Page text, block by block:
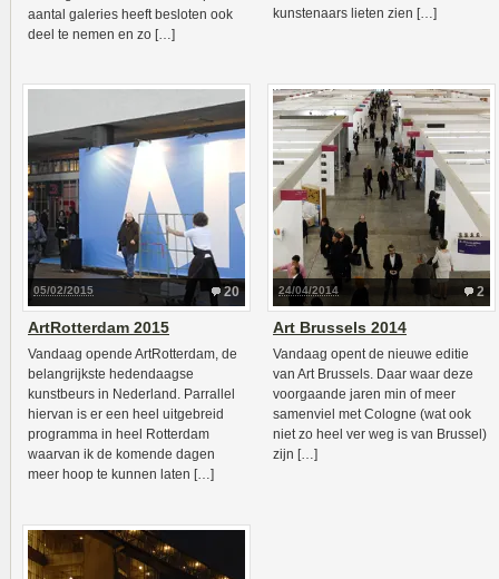
aantal galeries heeft besloten ook
deel te nemen en zo […]
kunstenaars lieten zien […]
20
05/02/2015
ArtRotterdam 2015
Vandaag opende ArtRotterdam, de
belangrijkste hedendaagse
kunstbeurs in Nederland. Parrallel
hiervan is er een heel uitgebreid
programma in heel Rotterdam
waarvan ik de komende dagen
meer hoop te kunnen laten […]
2
24/04/2014
Art Brussels 2014
Vandaag opent de nieuwe editie
van Art Brussels. Daar waar deze
voorgaande jaren min of meer
samenviel met Cologne (wat ook
niet zo heel ver weg is van Brussel)
zijn […]